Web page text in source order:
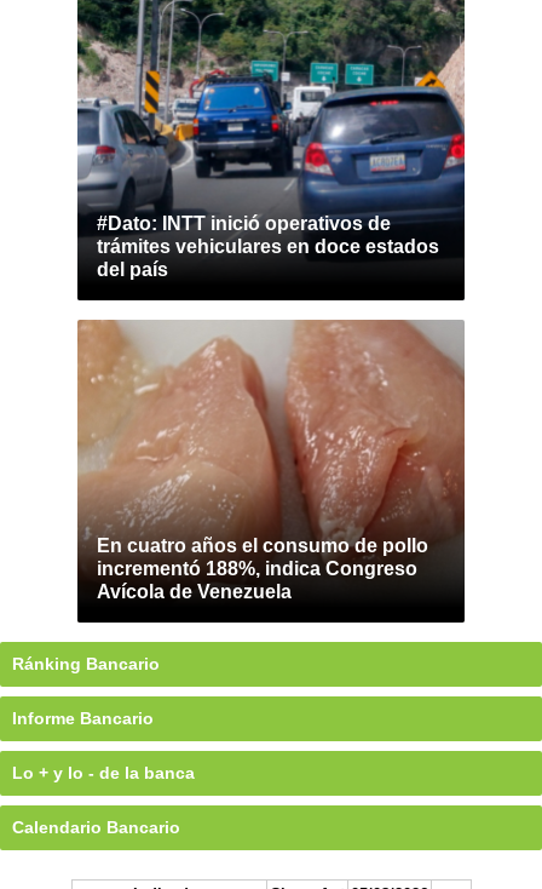
#Dato: INTT inició operativos de
trámites vehiculares en doce estados
del país
En cuatro años el consumo de pollo
incrementó 188%, indica Congreso
Avícola de Venezuela
Ránking Bancario
Informe Bancario
Lo + y lo - de la banca
Calendario Bancario